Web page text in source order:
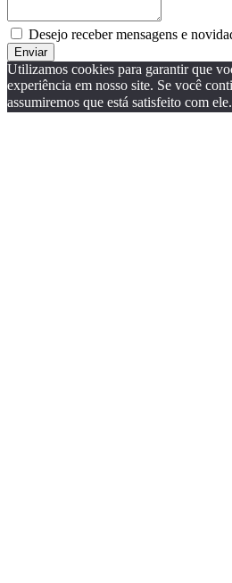
Desejo receber mensagens e
Enviar
Utilizamos cookies para garantir que
experiência em nosso site. Se você
assumiremos que está satisfeito com ele.